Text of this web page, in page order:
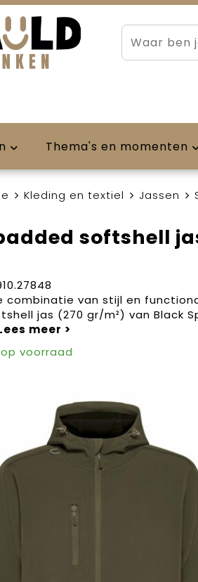
Thema's en momenten
Kleding en textiel Jassen
softshell
combinatie van stijl en
jas (270 gr/m²) van Black
op voorraad